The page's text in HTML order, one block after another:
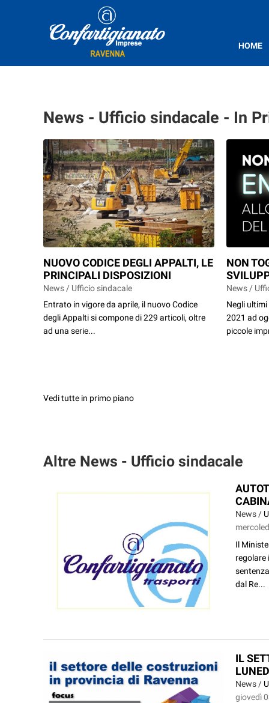
HOME
News - Ufficio sindacale - In
NUOVO CODICE DEGLI APPALTI, LE
PRINCIPALI DISPOSIZIONI
News / Ufficio sindacale
Entrato in vigore da aprile, il nuovo Codice
degli Appalti si compone di 229 articoli, oltre
ad una serie...
NON
News /
Negli
2021 ad
piccole
Vedi tutte in primo piano
Altre News - Ufficio sindacale
News /
Il
regolare
dal Re...
IL
News /
giovedì